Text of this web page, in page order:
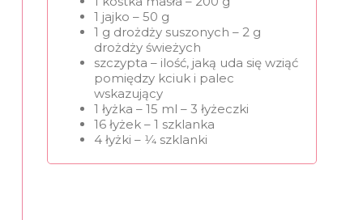
1 jajko – 50 g
1 g drożdży suszonych – 2 g
drożdży świeżych
szczypta – ilość, jaką uda się wziąć
pomiędzy kciuk i palec
wskazujący
1 łyżka – 15 ml – 3 łyżeczki
16 łyżek – 1 szklanka
4 łyżki – 1⁄4 szklanki